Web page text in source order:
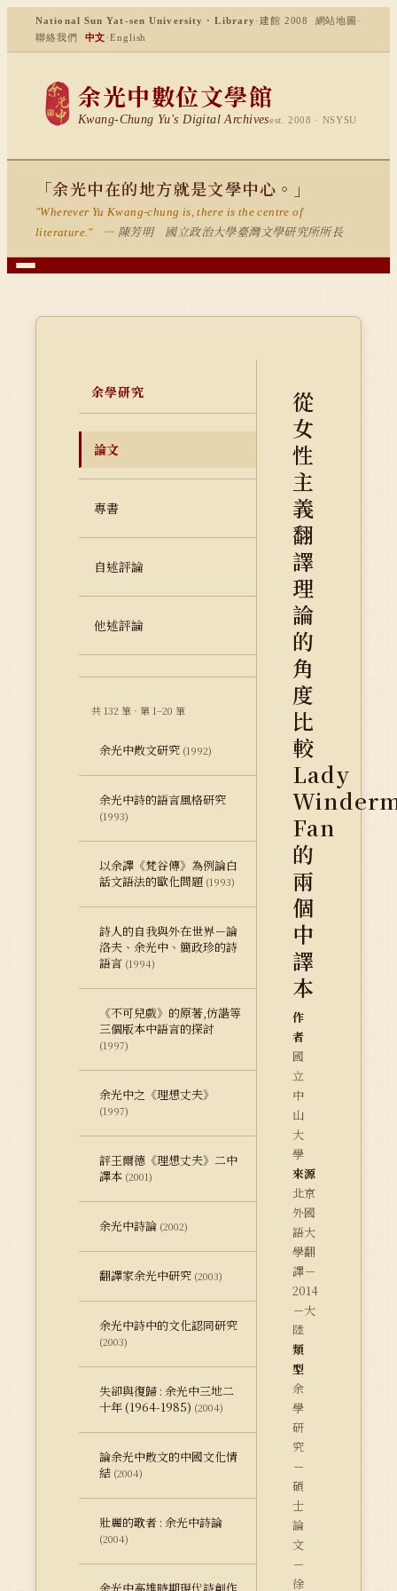
National Sun Yat-sen University · Library ·建館 2008 網站地圖 ·
聯絡我們
中文·English
余光中數位文學館
Kwang-Chung Yu's Digital Archivesest. 2008 · NSYSU
「余光中在的地方就是文學中心。」
"Wherever Yu Kwang-chung is, there is the centre of
literature."
— 陳芳明 國立政治大學臺灣文學研究所所長
余學研究
論文
專書
自述評論
他述評論
共 132 筆 · 第 1–20 筆
余光中散文研究 (1992)
余光中詩的語言風格研究
(1993)
以余譯《梵谷傳》為例論白
話文語法的歐化問題 (1993)
詩人的自我與外在世界－論
洛夫、余光中、簡政珍的詩
語言 (1994)
《不可兒戲》的原著,仿諧等
三個版本中語言的探討
(1997)
余光中之《理想丈夫》
(1997)
評王爾德《理想丈夫》二中
譯本 (2001)
余光中詩論 (2002)
翻譯家余光中研究 (2003)
余光中詩中的文化認同研究
(2003)
失卻與復歸 : 余光中三地二
十年 (1964-1985) (2004)
論余光中散文的中國文化情
結 (2004)
壯麗的歌者 : 余光中詩論
(2004)
從
女
性
主
義
翻
譯
理
論
的
角
度
比
較
Lady
Fan
的
兩
個
中
譯
本
作
者
國
立
中
山
大
學
來源
北京
外國
語大
學翻
譯－
2014
－大
陸
類
型
余
學
研
究
－
碩
士
論
文
－
徐